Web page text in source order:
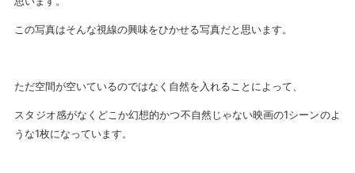
この写真はそんな視線の興味をひかせる写真だと思います。
ただ空間が空いているのではなく自然を入れることによって、
スタジオ感がなくどこか幻想的かつ不自然じゃない映画の1シーンのよ
うな1枚になっています。